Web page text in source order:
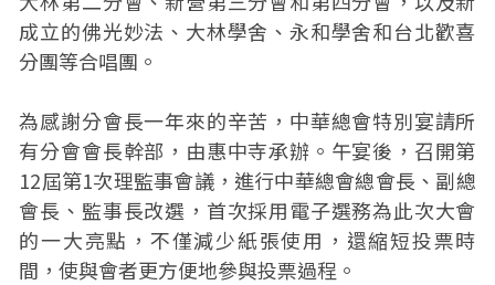
成立的佛光妙法、大林學舍、永和學舍和台北歡喜
分團等合唱團。
為感謝分會長一年來的辛苦，中華總會特別宴請所
有分會會長幹部，由惠中寺承辦。午宴後，召開第
12屆第1次理監事會議，進行中華總會總會長、副總
會長、監事長改選，首次採用電子選務為此次大會
的一大亮點，不僅減少紙張使用，還縮短投票時
間，使與會者更方便地參與投票過程。